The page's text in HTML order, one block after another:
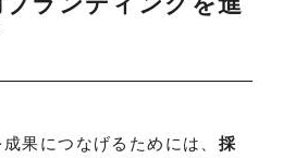
果につなげるためには、 採